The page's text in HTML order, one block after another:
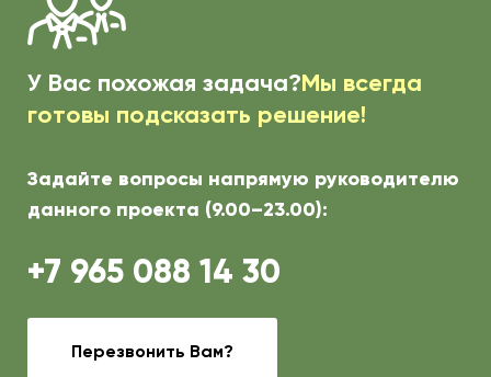
У Вас похожая задача?Мы всегда
готовы подсказать решение!
Задайте вопросы напрямую руководителю
данного проекта (9.00–23.00):
+7 965 088 14 30
Перезвонить Вам?